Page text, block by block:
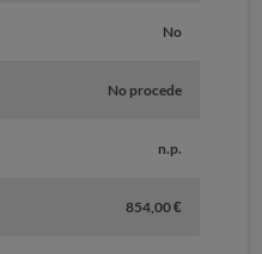
No
No procede
n.p.
854,00 €